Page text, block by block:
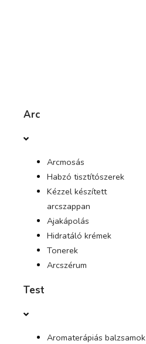
ELEFÁNTVÉDELMI PROGRAM
GLOBÁLIS JELENLÉT ÉS EREDMÉNYEK
AJÁNLATOK
Arc
Arcmosás
Habzó tisztítószerek
Kézzel készített
arcszappan
Ajakápolás
Hidratáló krémek
Tonerek
Arcszérum
Test
Aromaterápiás balzsamok